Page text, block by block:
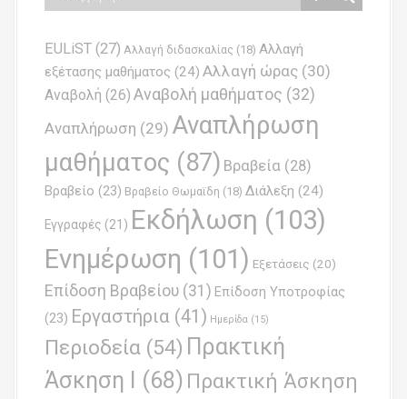
EULiST (27) Αλλαγή διδασκαλίας (18) Αλλαγή
εξέτασης μαθήματος (24) Αλλαγή ώρας (30)
Αναβολή (26) Αναβολή μαθήματος (32)
Αναπλήρωση (29) Αναπλήρωση
μαθήματος (87) Βραβεία (28)
Βραβείο (23) Βραβείο Θωμαϊδη (18) Διάλεξη (24)
Εγγραφές (21) Εκδήλωση (103)
Ενημέρωση (101) Εξετάσεις (20)
Επίδοση Βραβείου (31) Επίδοση Υποτροφίας
(23) Εργαστήρια (41) Ημερίδα (15)
Περιοδεία (54) Πρακτική
Άσκηση Ι
(68) Πρακτική Άσκηση